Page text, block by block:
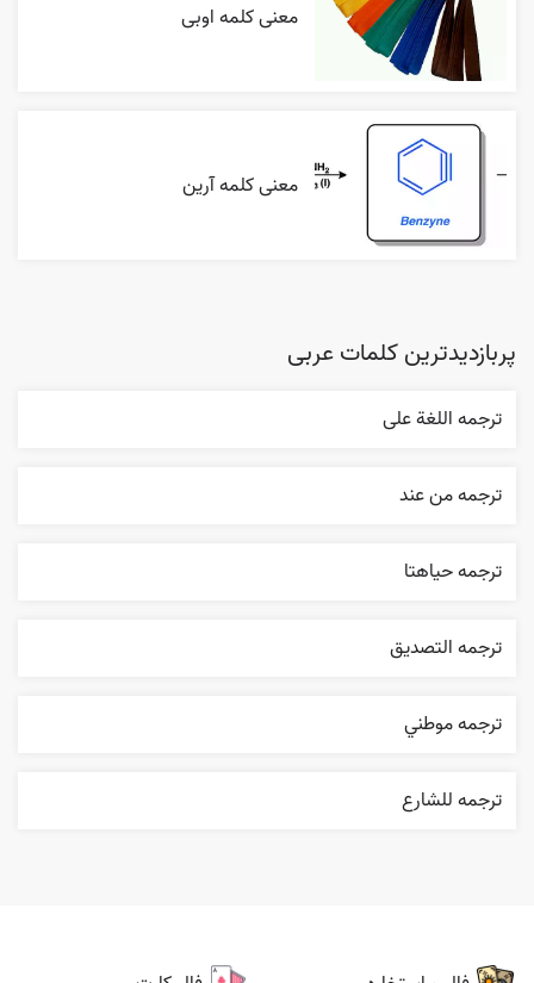
معنی کلمه اوبی
معنی کلمه آرین
پربازدیدترین کلمات عربی
ترجمه اللغة علی
ترجمه من عند
ترجمه حياهتا
ترجمه التصديق
ترجمه موطني
ترجمه للشارع